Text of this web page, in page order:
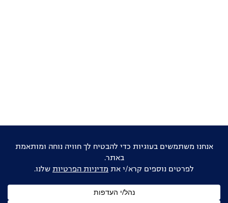
אוהבים דוקו ישראלי?
הישארו מעודכנים
שם
מלא